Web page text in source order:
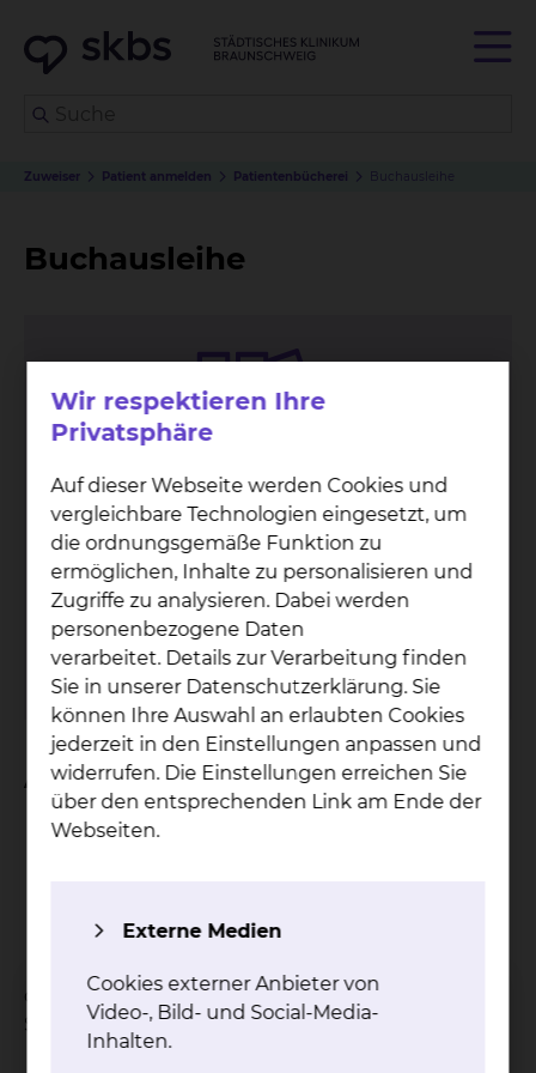
Zuweiser Patient anmelden Patientenbücherei Buchausleihe
Buchausleihe
Pa­ti­en­ten­bü­che­rei
Der Service der Patientenbücherei wird nur
am Standort Salzdahlumer Straße
angeboten.
mehr
An wen verleihen wir?
Patientinnen und Patienten
Angestellte
des Städtischen Klinikums am Standort
Salzdahlumer Straße.
Wir respektieren Ihre
Privatsphäre
Auf dieser Webseite werden Cookies und
vergleichbare Technologien eingesetzt, um
die ordnungsgemäße Funktion zu
ermöglichen, Inhalte zu personalisieren und
Zugriffe zu analysieren. Dabei werden
personenbezogene Daten
verarbeitet. Details zur Verarbeitung finden
Sie in unserer Datenschutzerklärung. Sie
können Ihre Auswahl an erlaubten Cookies
jederzeit in den Einstellungen anpassen und
widerrufen. Die Einstellungen erreichen Sie
über den entsprechenden Link am Ende der
Webseiten.
Externe Medien
Cookies externer Anbieter von
Video-, Bild- und Social-Media-
Inhalten.